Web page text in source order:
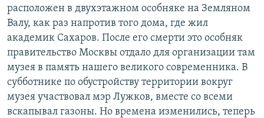
расположен в двухэтажном особняке на Земляном
Валу, как раз напротив того дома, где жил
академик Сахаров. После его смерти это особняк
правительство Москвы отдало для организации там
музея в память нашего великого современника. В
субботнике по обустройству территории вокруг
музея участвовал мэр Лужков, вместе со всеми
вскапывал газоны. Но времена изменились, теперь